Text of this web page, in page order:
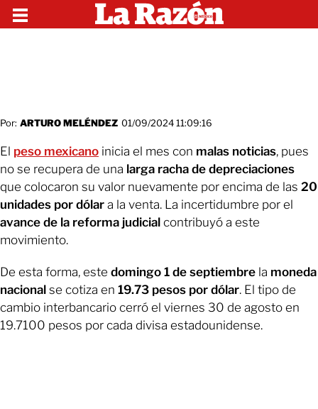
Por: ARTURO MELÉNDEZ 01/09/2024 11:09:16
El peso mexicano inicia el mes con malas noticias, pues
no se recupera de una larga racha de depreciaciones
que colocaron su valor nuevamente por encima de las 20
unidades por dólar a la venta. La incertidumbre por el
avance de la reforma judicial contribuyó a este
movimiento.
De esta forma, este domingo 1 de septiembre la moneda
nacional se cotiza en 19.73 pesos por dólar. El tipo de
cambio interbancario cerró el viernes 30 de agosto en
19.7100 pesos por cada divisa estadounidense.